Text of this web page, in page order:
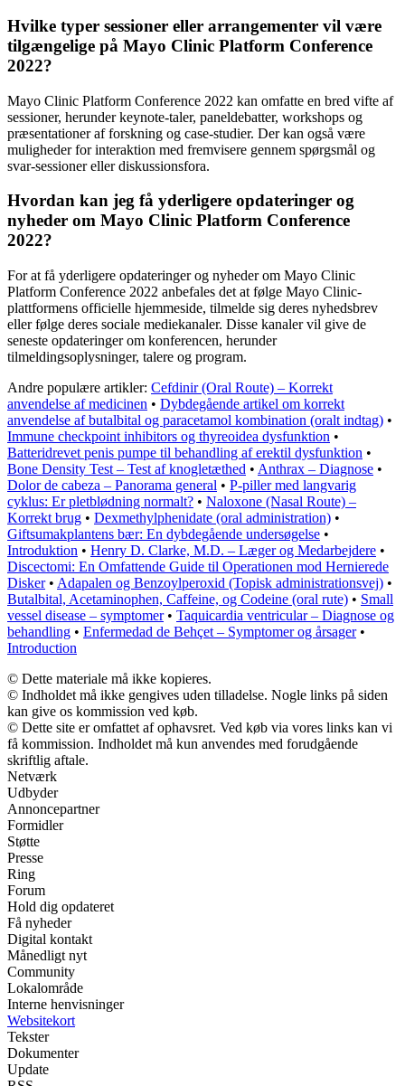
Hvilke typer sessioner eller arrangementer vil være
tilgængelige på Mayo Clinic Platform Conference
2022?
Mayo Clinic Platform Conference 2022 kan omfatte en bred vifte af
sessioner, herunder keynote-taler, paneldebatter, workshops og
præsentationer af forskning og case-studier. Der kan også være
muligheder for interaktion med fremvisere gennem spørgsmål og
svar-sessioner eller diskussionsfora.
Hvordan kan jeg få yderligere opdateringer og
nyheder om Mayo Clinic Platform Conference
2022?
For at få yderligere opdateringer og nyheder om Mayo Clinic
Platform Conference 2022 anbefales det at følge Mayo Clinic-
plattformens officielle hjemmeside, tilmelde sig deres nyhedsbrev
eller følge deres sociale mediekanaler. Disse kanaler vil give de
seneste opdateringer om konferencen, herunder
tilmeldingsoplysninger, talere og program.
Andre populære artikler: Cefdinir (Oral Route) – Korrekt
anvendelse af medicinen • Dybdegående artikel om korrekt
anvendelse af butalbital og paracetamol kombination (oralt indtag) •
Immune checkpoint inhibitors og thyreoidea dysfunktion •
Batteridrevet penis pumpe til behandling af erektil dysfunktion •
Bone Density Test – Test af knogletæthed • Anthrax – Diagnose •
Dolor de cabeza – Panorama general • P-piller med langvarig
cyklus: Er pletblødning normalt? • Naloxone (Nasal Route) –
Korrekt brug • Dexmethylphenidate (oral administration) •
Giftsumakplantens bær: En dybdegående undersøgelse •
Introduktion • Henry D. Clarke, M.D. – Læger og Medarbejdere •
Discectomi: En Omfattende Guide til Operationen mod Hernierede
Disker• Adapalen og Benzoylperoxid (Topisk administrationsvej) •
Butalbital, Acetaminophen, Caffeine, og Codeine (oral rute) • Small
vessel disease – symptomer• Taquicardia ventricular – Diagnose og
behandling • Enfermedad de Behçet – Symptomer og årsager•
Introduction
© Dette materiale må ikke kopieres.
© Indholdet må ikke gengives uden tilladelse. Nogle links på siden
kan give os kommission ved køb.
© Dette site er omfattet af ophavsret. Ved køb via vores links kan vi
få kommission. Indholdet må kun anvendes med forudgående
skriftlig aftale.
Netværk
Udbyder
Annoncepartner
Formidler
Støtte
Presse
Ring
Forum
Hold dig opdateret
Få nyheder
Digital kontakt
Månedligt nyt
Community
Lokalområde
Interne henvisninger
Websitekort
Tekster
Dokumenter
Update